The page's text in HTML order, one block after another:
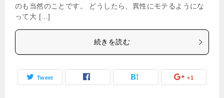
のも当然のことです。 どうしたら、異性にモテるようにな
って大 […]
続きを読む
Tweet +1